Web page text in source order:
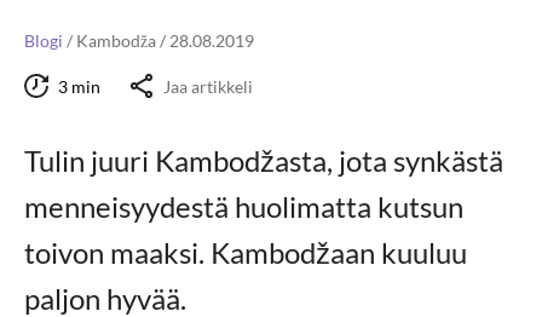
Blogi / Kambodža/ 28.08.2019
3 min Jaa artikkeli
Tulin juuri Kambodžasta, jota synkästä
menneisyydestä huolimatta kutsun
toivon maaksi. Kambodžaan kuuluu
paljon hyvää.